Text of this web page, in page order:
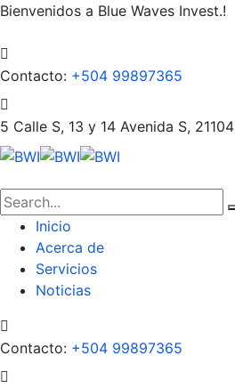
Bienvenidos a Blue Waves Invest.!
Contacto: +504 99897365
5 Calle S, 13 y 14 Avenida S, 21104
Inicio
Acerca de
Servicios
Noticias
Contacto: +504 99897365